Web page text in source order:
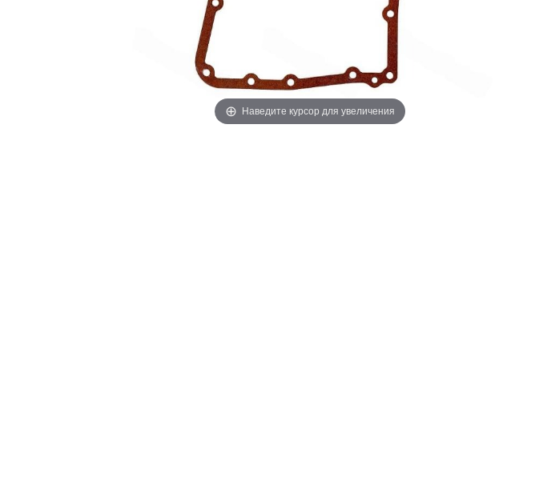
Наведите курсор для увеличения